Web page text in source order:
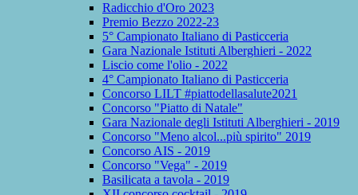
Radicchio d'Oro 2023
Premio Bezzo 2022-23
5° Campionato Italiano di Pasticceria
Gara Nazionale Istituti Alberghieri - 2022
Liscio come l'olio - 2022
4° Campionato Italiano di Pasticceria
Concorso LILT #piattodellasalute2021
Concorso "Piatto di Natale"
Gara Nazionale degli Istituti Alberghieri - 2019
Concorso "Meno alcol...più spirito" 2019
Concorso AIS - 2019
Concorso "Vega" - 2019
Basilicata a tavola - 2019